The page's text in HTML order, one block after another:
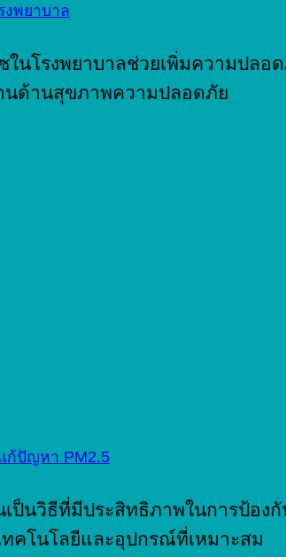
งพยาบาล
ในโรงพยาบาลช่วยเพิ่มความปล
ด้านสุขภาพความปลอดภัย
ก้ปัญหา PM2.5
เป็นวิธีที่มีประสิทธิภาพในการป้อ
ทคโนโลยีและอุปกรณ์ที่เหมาะสม